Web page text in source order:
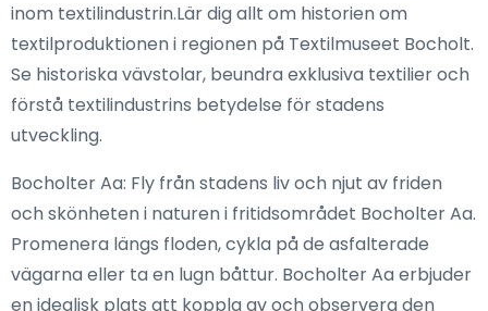
inom textilindustrin.Lär dig allt om historien om
textilproduktionen i regionen på Textilmuseet Bocholt.
Se historiska vävstolar, beundra exklusiva textilier och
förstå textilindustrins betydelse för stadens
utveckling.
Bocholter Aa: Fly från stadens liv och njut av friden
och skönheten i naturen i fritidsområdet Bocholter Aa.
Promenera längs floden, cykla på de asfalterade
vägarna eller ta en lugn båttur. Bocholter Aa erbjuder
en idealisk plats att koppla av och observera den